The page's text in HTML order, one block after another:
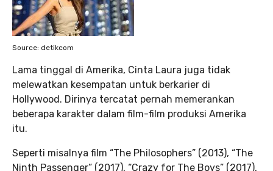
Source: detikcom
Lama tinggal di Amerika, Cinta Laura juga tidak
melewatkan kesempatan untuk berkarier di
Hollywood. Dirinya tercatat pernah memerankan
beberapa karakter dalam film-film produksi Amerika
itu.
Seperti misalnya film “The Philosophers” (2013), “The
Ninth Passenger” (2017), “Crazy for The Boys” (2017),